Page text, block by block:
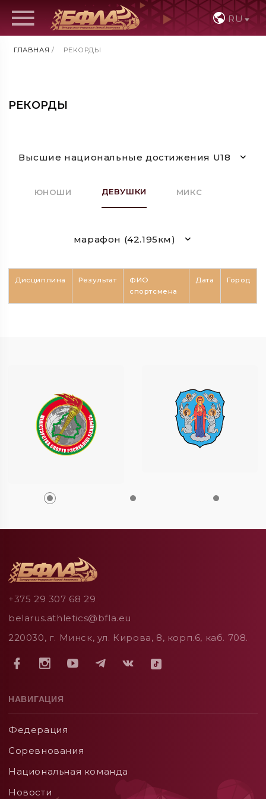
RU
ГЛАВНАЯ / РЕКОРДЫ
РЕКОРДЫ
Высшие национальные достижения U18
ЮНОШИ ДЕВУШКИ МИКС
марафон (42.195км)
Дисциплина Результат
ФИО
спортсмена
Дата Город
+375 29 307 68 29
belarus.athletics@bfla.eu
220030, г. Минск, ул. Кирова, 8, корп.6, каб. 708.
НАВИГАЦИЯ
Федерация
Соревнования
Национальная команда
Новости